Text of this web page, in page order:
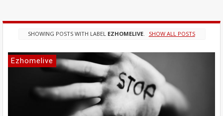
SHOWING POSTS WITH LABEL EZHOMELIVE SHOW ALL POSTS
Ezhomelive